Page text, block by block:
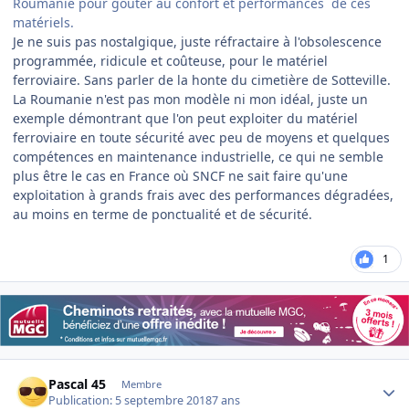
matériels.
Je ne suis pas nostalgique, juste réfractaire à l'obsolescence
programmée, ridicule et coûteuse, pour le matériel
ferroviaire. Sans parler de la honte du cimetière de Sotteville.
La Roumanie n'est pas mon modèle ni mon idéal, juste un
exemple démontrant que l'on peut exploiter du matériel
ferroviaire en toute sécurité avec peu de moyens et quelques
compétences en maintenance industrielle, ce qui ne semble
plus être le cas en France où SNCF ne sait faire qu'une
exploitation à grands frais avec des performances dégradées,
au moins en terme de ponctualité et de sécurité.
1
Pascal 45 Membre
Publication: 5 septembre 20187 ans